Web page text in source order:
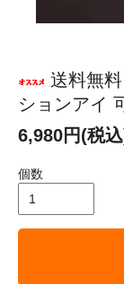
送料無
ションアイ
6,980円(税
個数